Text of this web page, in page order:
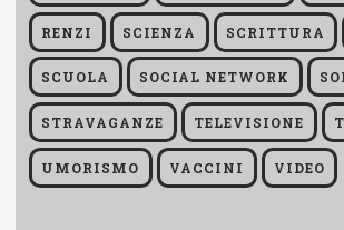
RENZI SCIENZA SCRITTURA
SCUOLA SOCIAL NETWORK
STRAVAGANZE TELEVISIONE
UMORISMO VACCINI VIDEO